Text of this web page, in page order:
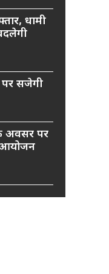
धामी
पर सजेगी
के अवसर पर
आयोजन